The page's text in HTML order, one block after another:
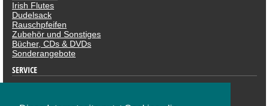
Irish Flutes
Dudelsack
Rauschpfeifen
Zubehör und Sonstiges
Bücher, CDs & DVDs
Sonderangebote
SERVICE